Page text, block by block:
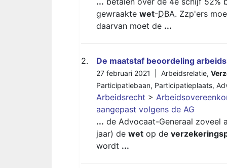
gewraakte wet-DBA. Zzp'ers
daarvan moet de ...
2. De maatstaf beoordeling
27 februari 2021 | Arbeidsrelatie,
Participatiebaan, Participatieplaats,
Arbeidsrecht >
aangepast volgens de AG
... de Advocaat-Generaal zoveel
jaar) de wet op de
wordt ...